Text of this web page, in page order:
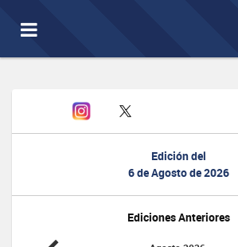
Toggle
navigation
Edición del
6 de Agosto de 2026
Ediciones Anteriores